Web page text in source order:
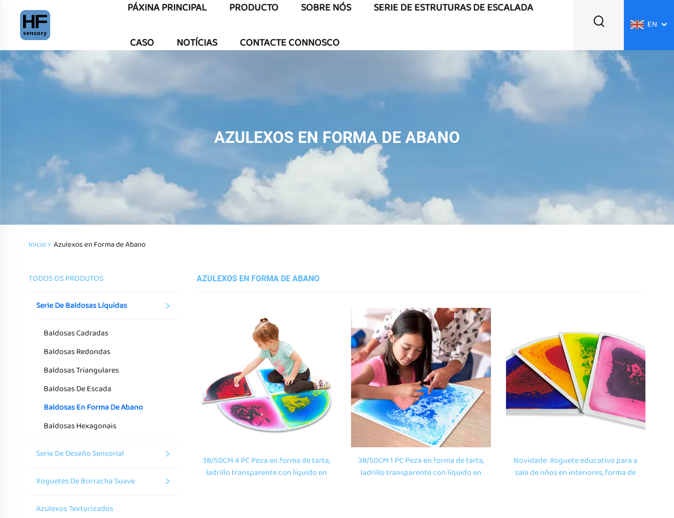
PÁXINA PRINCIPAL PRODUCTO SOBRE NÓS SERIE DE ESTRUTURAS DE ESCALADA
CASO NOTÍCIAS CONTACTE CONNOSCO
EN
AZULEXOS EN FORMA DE ABANO
Inicio > Azulexos en Forma de Abano
TODOS OS PRODUTOS
Serie De Baldosas Líquidas
Baldosas Cadradas
Baldosas Redondas
Baldosas Triangulares
Baldosas De Escada
Baldosas En Forma De Abano
Baldosas Hexagonais
Serie De Deseño Sensorial
Xoguetes De Borracha Suave
Azulexos Texturizados
AZULEXOS EN FORMA DE ABANO
38/50CM 4 PC Peza en forma de tarta,
ladrillo transparente con líquido en
38/50CM 1 PC Peza en forma de tarta,
ladrillo transparente con líquido en
Novidade: Xoguete educativo para a
sala de nños en interiores, forma de